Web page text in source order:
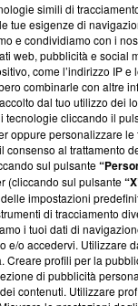
informazioni
editoriali e su
Inoltre, afferma la
with Integrity’Blasting
ma ha
ha ancora
simili di
tue esigenze di
e condividiamo con i
web, pubblicità e social
come l’indirizzo IP e
combinarle con altre
dal tuo utilizzo dei
tecnologie cliccando il
oppure personalizzare le
consenso al trattamento
sul pulsante
(cliccando sul pulsante
impostazioni
di tracciamento
i tuoi dati di
e/o accedervi. Utilizzare
Creare profili per la
di pubblicità
contenuti. Utilizzare